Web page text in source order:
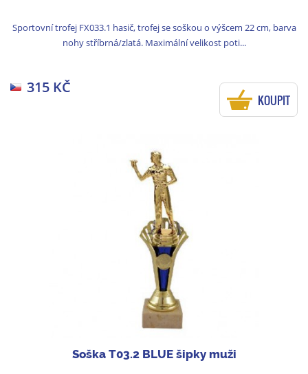
Sportovní trofej FX033.1 hasič, trofej se soškou o výšcem 22 cm, barva
nohy stříbrná/zlatá. Maximální velikost poti...
315 KČ
KOUPIT
Soška T03.2 BLUE šipky muži